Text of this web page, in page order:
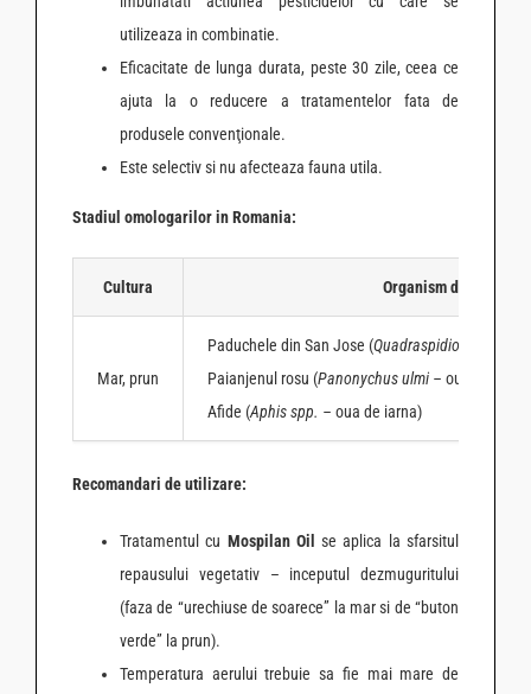
utilizeaza in combinatie.
Eficacitate de lunga durata, peste 30 zile, ceea ce
ajuta la o reducere a tratamentelor fata de
produsele convenţionale.
Este selectiv si nu afecteaza fauna utila.
Stadiul omologarilor in Romania:
Cultura Organism daunator
Mar, prun
Paduchele din San Jose (Quadraspidiotus
Paianjenul rosu (Panonychus ulmi – oua de iarna)
Afide (Aphis spp. – oua de iarna)
Recomandari de utilizare:
Tratamentul cu Mospilan Oil
se aplica la sfarsitul
repausului vegetativ – inceputul dezmuguritului
(faza de “urechiuse de soarece” la mar si de “buton
verde” la prun).
Temperatura aerului trebuie sa fie mai mare de